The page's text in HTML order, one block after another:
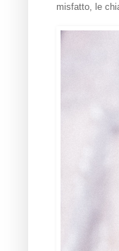
misfatto, le